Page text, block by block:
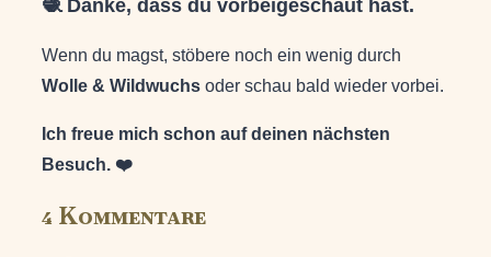
🧶 Danke, dass du vorbeigeschaut hast.
Wenn du magst, stöbere noch ein wenig durch
Wolle & Wildwuchs oder schau bald wieder vorbei.
Ich freue mich schon auf deinen nächsten
Besuch. ❤️
4 Kommentare